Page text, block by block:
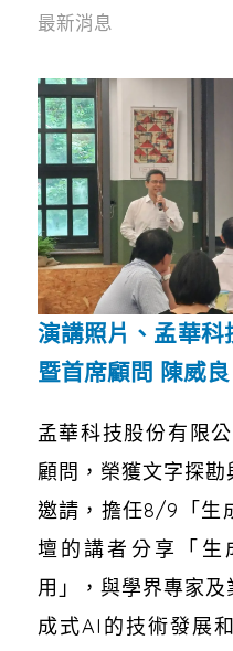
最新消息
演講照片、孟華
暨首席顧問 陳威良
孟華科技股份有限
顧問，榮獲文字探
邀請，擔任8/9「生
壇的講者分享「生
用」，與學界專家
成式AI的技術發展